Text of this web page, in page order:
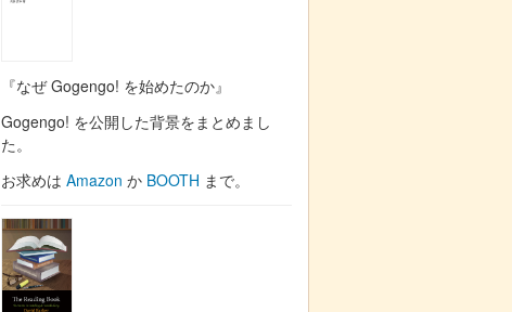
『なぜ Gogengo! を始めたのか』
Gogengo! を公開した背景をまとめまし
た。
お求めは Amazon か BOOTH まで。